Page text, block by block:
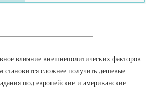
влияние внешнеполитических факторов
сложнее получить дешевые
под европейские и американские